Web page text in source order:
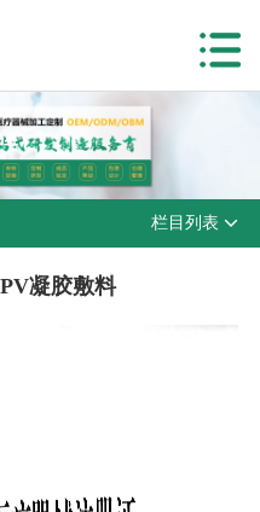
书
栏目列表
凝胶敷料